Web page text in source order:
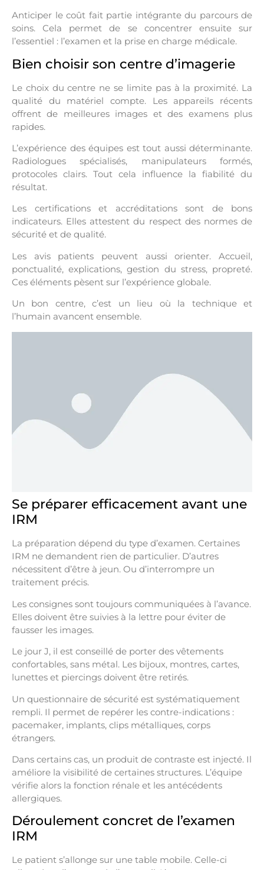
Anticiper le coût fait partie intégrante du parcours de
soins. Cela permet de se concentrer ensuite sur
l’essentiel : l’examen et la prise en charge médicale.
Bien choisir son centre d’imagerie
Le choix du centre ne se limite pas à la proximité. La
qualité du matériel compte. Les appareils récents
offrent de meilleures images et des examens plus
rapides.
L’expérience des équipes est tout aussi déterminante.
Radiologues spécialisés, manipulateurs formés,
protocoles clairs. Tout cela influence la fiabilité du
résultat.
Les certifications et accréditations sont de bons
indicateurs. Elles attestent du respect des normes de
sécurité et de qualité.
Les avis patients peuvent aussi orienter. Accueil,
ponctualité, explications, gestion du stress, propreté.
Ces éléments pèsent sur l’expérience globale.
Un bon centre, c’est un lieu où la technique et
l’humain avancent ensemble.
Se préparer efficacement avant une
IRM
La préparation dépend du type d’examen. Certaines
IRM ne demandent rien de particulier. D’autres
nécessitent d’être à jeun. Ou d’interrompre un
traitement précis.
Les consignes sont toujours communiquées à l’avance.
Elles doivent être suivies à la lettre pour éviter de
fausser les images.
Le jour J, il est conseillé de porter des vêtements
confortables, sans métal. Les bijoux, montres, cartes,
lunettes et piercings doivent être retirés.
Un questionnaire de sécurité est systématiquement
rempli. Il permet de repérer les contre-indications :
pacemaker, implants, clips métalliques, corps
étrangers.
Dans certains cas, un produit de contraste est injecté. Il
améliore la visibilité de certaines structures. L’équipe
vérifie alors la fonction rénale et les antécédents
allergiques.
Déroulement concret de l’examen
IRM
Le patient s’allonge sur une table mobile. Celle-ci